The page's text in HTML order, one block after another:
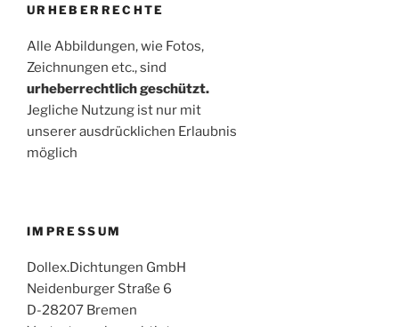
URHEBERRECHTE
Alle Abbildungen, wie Fotos,
Zeichnungen etc., sind
urheberrechtlich geschützt.
Jegliche Nutzung ist nur mit
unserer ausdrücklichen Erlaubnis
möglich
IMPRESSUM
Dollex.Dichtungen GmbH
Neidenburger Straße 6
D-28207 Bremen